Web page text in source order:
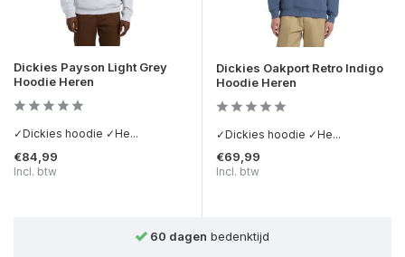
Dickies Payson Light Grey
Hoodie Heren
✓Dickies hoodie ✓He...
€84,99
Incl. btw
Dickies Oakport Retro Indigo
Hoodie Heren
✓Dickies hoodie ✓He...
€69,99
Incl. btw
60 dagen bedenktijd